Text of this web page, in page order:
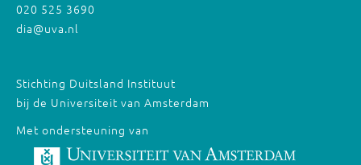
020 525 3690
dia@uva.nl
Stichting Duitsland Instituut
bij de Universiteit van Amsterdam
Met ondersteuning van